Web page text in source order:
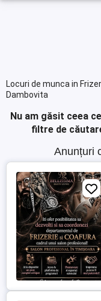
Locuri de munca in
Dambovita
Nu am găsit ceea
filtre de
Anunțuri